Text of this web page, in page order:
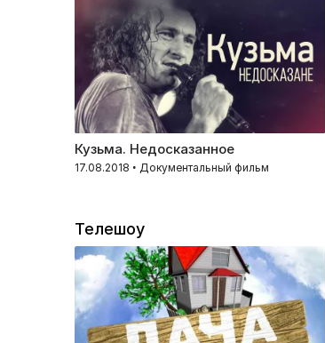
Кузьма. Недосказанное
17.08.2018 • Документальный фильм
Телешоу